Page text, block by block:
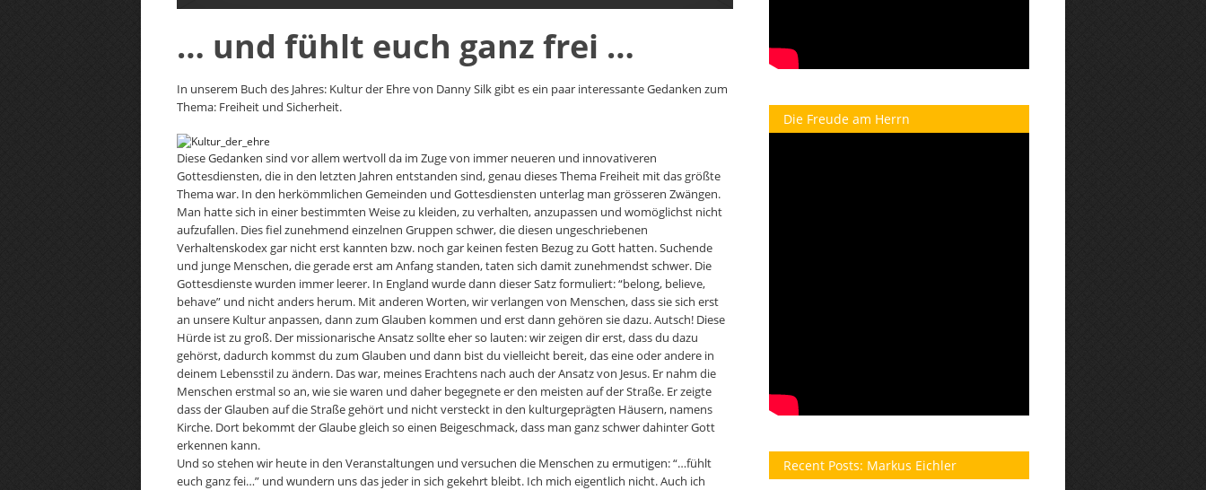
… und fühlt euch ganz frei …
In unserem Buch des Jahres: Kultur der Ehre von Danny Silk gibt es ein paar interessante Gedanken zum
Thema: Freiheit und Sicherheit.
Diese Gedanken sind vor allem wertvoll da im Zuge von immer neueren und innovativeren
Gottesdiensten, die in den letzten Jahren entstanden sind, genau dieses Thema Freiheit mit das größte
Thema war. In den herkömmlichen Gemeinden und Gottesdiensten unterlag man grösseren Zwängen.
Man hatte sich in einer bestimmten Weise zu kleiden, zu verhalten, anzupassen und womöglichst nicht
aufzufallen. Dies fiel zunehmend einzelnen Gruppen schwer, die diesen ungeschriebenen
Verhaltenskodex gar nicht erst kannten bzw. noch gar keinen festen Bezug zu Gott hatten. Suchende
und junge Menschen, die gerade erst am Anfang standen, taten sich damit zunehmendst schwer. Die
Gottesdienste wurden immer leerer. In England wurde dann dieser Satz formuliert: “belong, believe,
behave” und nicht anders herum. Mit anderen Worten, wir verlangen von Menschen, dass sie sich erst
an unsere Kultur anpassen, dann zum Glauben kommen und erst dann gehören sie dazu. Autsch! Diese
Hürde ist zu groß. Der missionarische Ansatz sollte eher so lauten: wir zeigen dir erst, dass du dazu
gehörst, dadurch kommst du zum Glauben und dann bist du vielleicht bereit, das eine oder andere in
deinem Lebensstil zu ändern. Das war, meines Erachtens nach auch der Ansatz von Jesus. Er nahm die
Menschen erstmal so an, wie sie waren und daher begegnete er den meisten auf der Straße. Er zeigte
dass der Glauben auf die Straße gehört und nicht versteckt in den kulturgeprägten Häusern, namens
Kirche. Dort bekommt der Glaube gleich so einen Beigeschmack, dass man ganz schwer dahinter Gott
erkennen kann.
Und so stehen wir heute in den Veranstaltungen und versuchen die Menschen zu ermutigen: “…fühlt
euch ganz fei…” und wundern uns das jeder in sich gekehrt bleibt. Ich mich eigentlich nicht. Auch ich
Die Freude am Herrn
Recent Posts: Markus Eichler